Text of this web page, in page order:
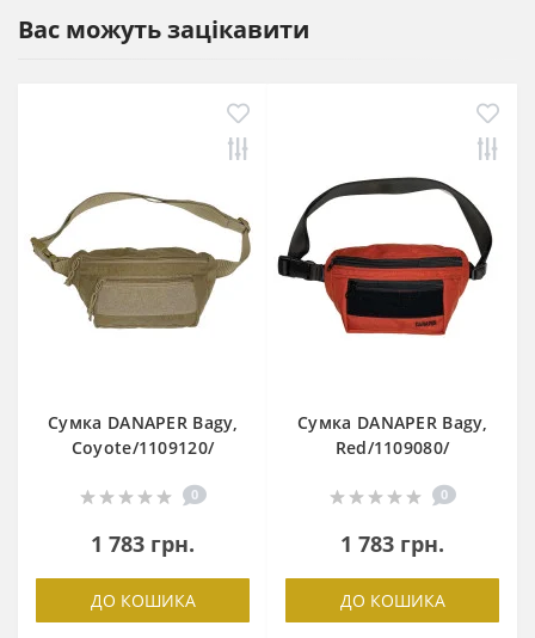
Вас можуть зацікавити
Сумка DANAPER Bagy,
Coyote/1109120/
0
1 783 грн.
ДО КОШИКА
Сумка DANAPER Bagy,
Red/1109080/
0
1 783 грн.
ДО КОШИКА